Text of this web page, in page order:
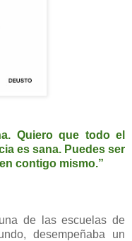
Quiero que todo el
es sana. Puedes ser
contigo mismo.”
de las escuelas de
desempeñaba un